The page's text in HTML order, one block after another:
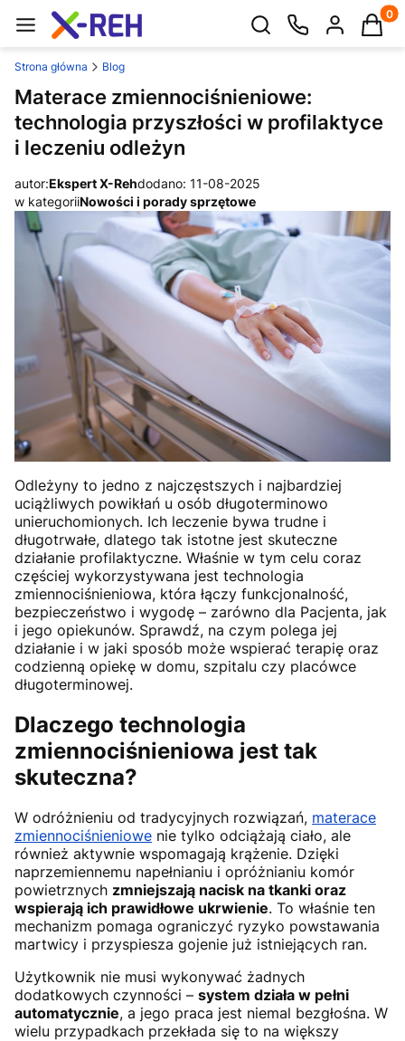
Otwórz wyszukiwarkę
Strona główna Blog
Materace zmiennociśnieniowe:
technologia przyszłości w profilaktyce
i leczeniu odleżyn
autor:Ekspert X-Rehdodano: 11-08-2025
w kategoriiNowości i porady sprzętowe
Odleżyny to jedno z najczęstszych i najbardziej
uciążliwych powikłań u osób długoterminowo
unieruchomionych. Ich leczenie bywa trudne i
długotrwałe, dlatego tak istotne jest skuteczne
działanie profilaktyczne. Właśnie w tym celu coraz
częściej wykorzystywana jest technologia
zmiennociśnieniowa, która łączy funkcjonalność,
bezpieczeństwo i wygodę – zarówno dla Pacjenta, jak
i jego opiekunów. Sprawdź, na czym polega jej
działanie i w jaki sposób może wspierać terapię oraz
codzienną opiekę w domu, szpitalu czy placówce
długoterminowej.
Dlaczego technologia
zmiennociśnieniowa jest tak
skuteczna?
W odróżnieniu od tradycyjnych rozwiązań, materace
zmiennociśnieniowe nie tylko odciążają ciało, ale
również aktywnie wspomagają krążenie. Dzięki
naprzemiennemu napełnianiu i opróżnianiu komór
powietrznych zmniejszają nacisk na tkanki oraz
wspierają ich prawidłowe ukrwienie. To właśnie ten
mechanizm pomaga ograniczyć ryzyko powstawania
martwicy i przyspiesza gojenie już istniejących ran.
Użytkownik nie musi wykonywać żadnych
dodatkowych czynności – system działa w pełni
automatycznie, a jego praca jest niemal bezgłośna. W
wielu przypadkach przekłada się to na większy